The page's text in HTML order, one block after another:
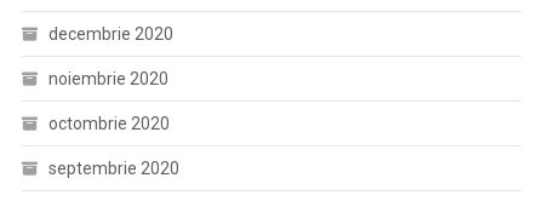
decembrie 2020
noiembrie 2020
octombrie 2020
septembrie 2020